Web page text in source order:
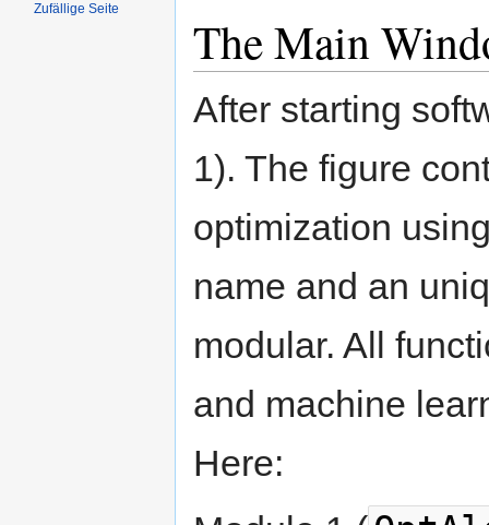
The Main
After starting
1). The figure
optimization
name and an
modular. All
and machine
Here:
Zufällige Seite